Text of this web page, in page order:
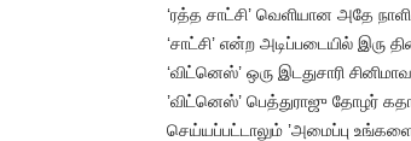
‘ரத்த சாட்சி’ வெளியான அதே
‘சாட்சி’ என்ற அடிப்படையில்
‘விட்னெஸ்’ ஒரு இடதுசாரி
’விட்னெஸ்’ பெத்துராஜு தோழர்
செய்யப்பட்டாலும் ’அமைப்பு